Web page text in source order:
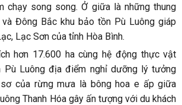
chạy song song. Ở giữa là những thung
Đông Bắc khu bảo tồn Pù Luông giáp
Lạc Sơn của tỉnh Hòa Bình.
hơn 17.600 ha cùng hệ động thực vật
Pù Luông địa điểm nghỉ dưỡng lý tưởng
của rừng mưa là bông hoa e ấp giữa
Thanh Hóa gây ấn tượng với du khách